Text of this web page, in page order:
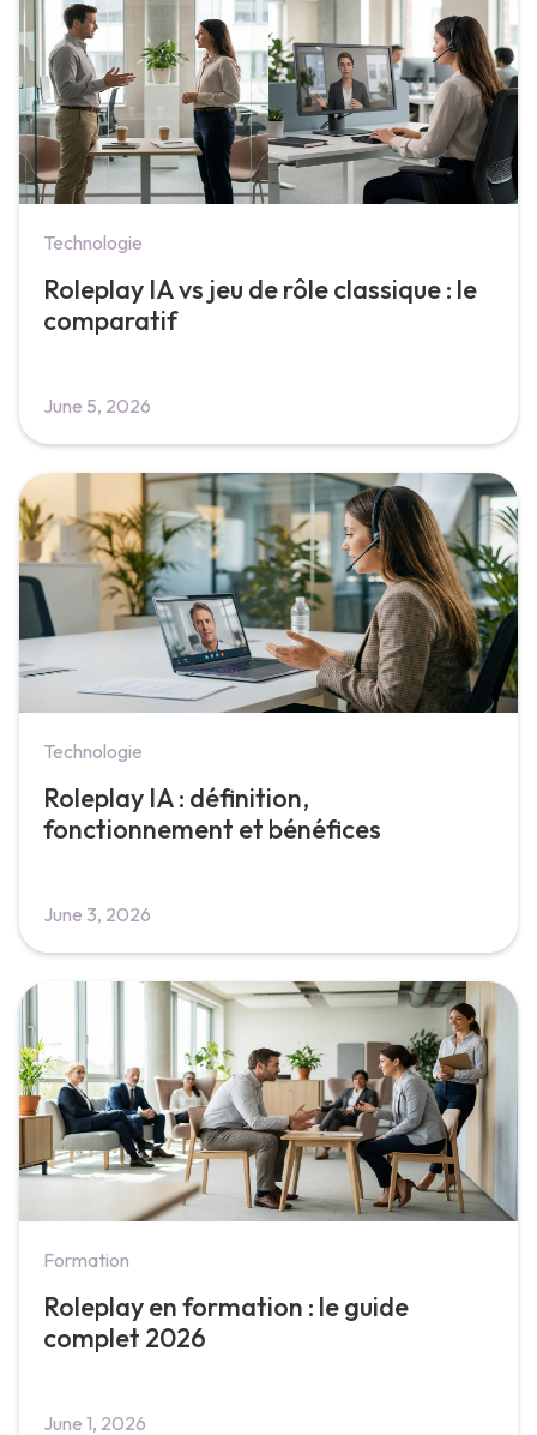
Technologie
Roleplay IA vs jeu de rôle classique : le
comparatif
June 5, 2026
Technologie
Roleplay IA : définition,
fonctionnement et bénéfices
June 3, 2026
Formation
Roleplay en formation : le guide
complet 2026
June 1, 2026